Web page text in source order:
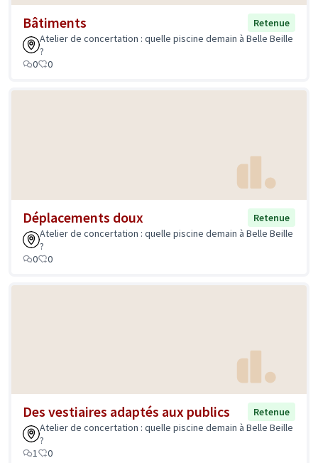
Bâtiments
Retenue
Atelier de concertation : quelle piscine demain à Belle Beille
?
0
0
Déplacements doux
Retenue
Atelier de concertation : quelle piscine demain à Belle Beille
?
0
0
Des vestiaires adaptés aux publics
Retenue
Atelier de concertation : quelle piscine demain à Belle Beille
?
1
0